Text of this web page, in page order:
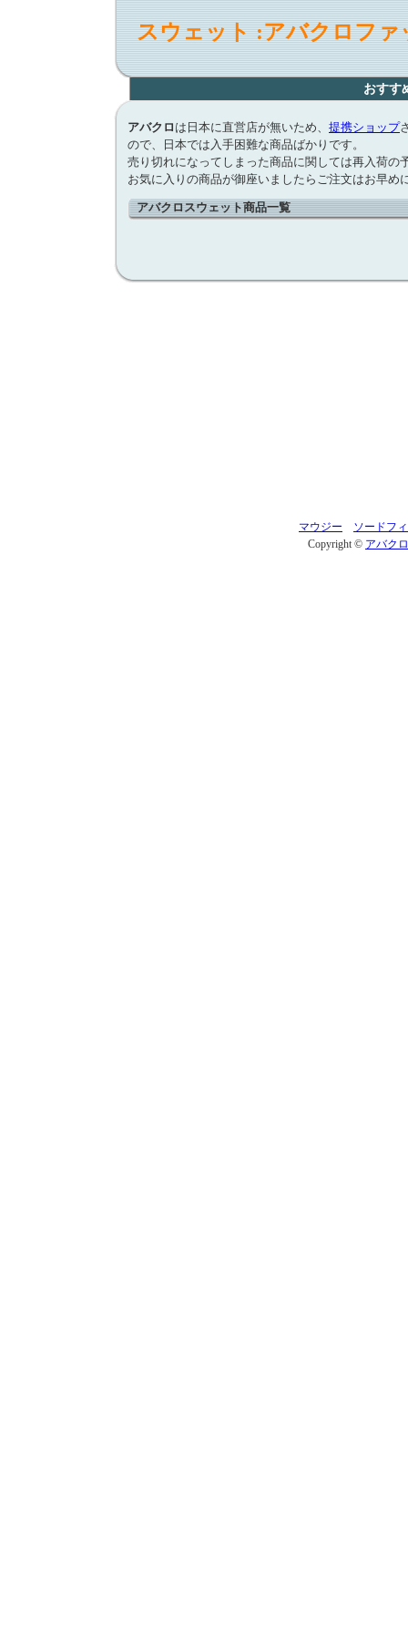
スウェット :アバクロファ
おすす
アバクロ は日本に直営店が無いため、 提携ショップ
ので、日本では入手困難な商品ばかりです。
売り切れになってしまった商品に関しては再入荷の
お気に入りの商品が御座いましたらご注文はお早め
アバクロスウェット商品一覧
マウジー
ソードフ
Copyright © アバク